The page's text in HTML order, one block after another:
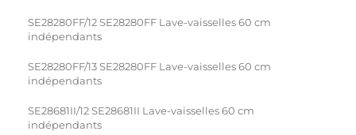
SE28280FF/12 SE28280FF Lave-vaisselles 60 cm
indépendants
SE28280FF/13 SE28280FF Lave-vaisselles 60 cm
indépendants
SE28681II/12 SE28681II Lave-vaisselles 60 cm
indépendants